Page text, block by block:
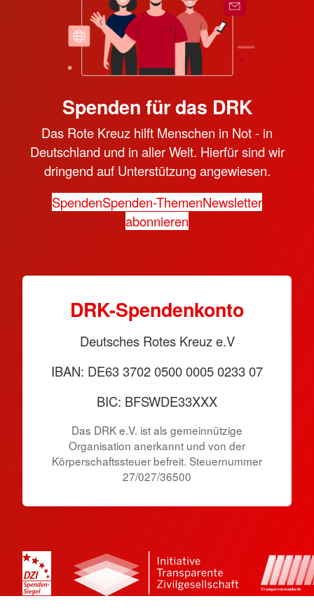
Spenden für das DRK
Das Rote Kreuz hilft Menschen in Not - in
Deutschland und in aller Welt. Hierfür sind wir
dringend auf Unterstützung angewiesen.
SpendenSpenden-ThemenNewsletter
abonnieren
DRK-Spendenkonto
Deutsches Rotes Kreuz e.V
IBAN: DE63 3702 0500 0005 0233 07
BIC: BFSWDE33XXX
Das DRK e.V. ist als gemeinnützige
Organisation anerkannt und von der
Körperschaftssteuer befreit. Steuernummer
27/027/36500